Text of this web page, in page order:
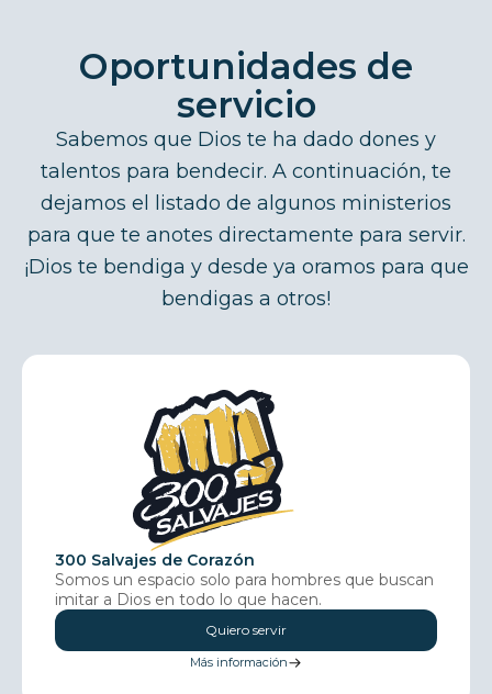
Oportunidades de
servicio
Sabemos que Dios te ha dado dones y
talentos para bendecir. A continuación, te
dejamos el listado de algunos ministerios
para que te anotes directamente para servir.
¡Dios te bendiga y desde ya oramos para que
bendigas a otros!
300 Salvajes de Corazón
Somos un espacio solo para hombres que buscan
imitar a Dios en todo lo que hacen.
Quiero servir
Más información